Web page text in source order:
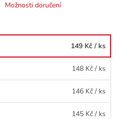
Možnosti doručení
149 Kč / ks
148 Kč / ks
146 Kč / ks
145 Kč / ks